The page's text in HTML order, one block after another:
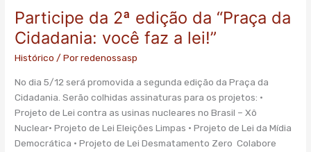
Participe da 2ª edição da “Praça da
Cidadania: você faz a lei!”
Histórico / Porredenossasp
No dia 5/12 será promovida a segunda edição da Praça da
Cidadania. Serão colhidas assinaturas para os projetos: •
Projeto de Lei contra as usinas nucleares no Brasil – Xô
Nuclear• Projeto de Lei Eleições Limpas • Projeto de Lei da Mídia
Democrática • Projeto de Lei Desmatamento Zero Colabore